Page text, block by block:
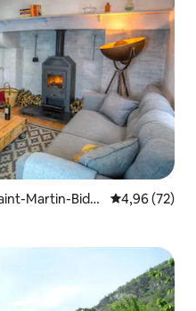
Martin-Bider
4,96 de uma
4,96 (72)